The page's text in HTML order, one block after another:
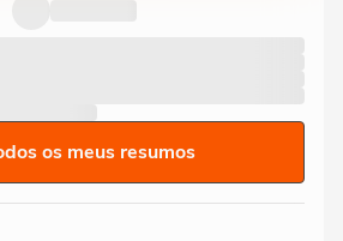
os meus resumos